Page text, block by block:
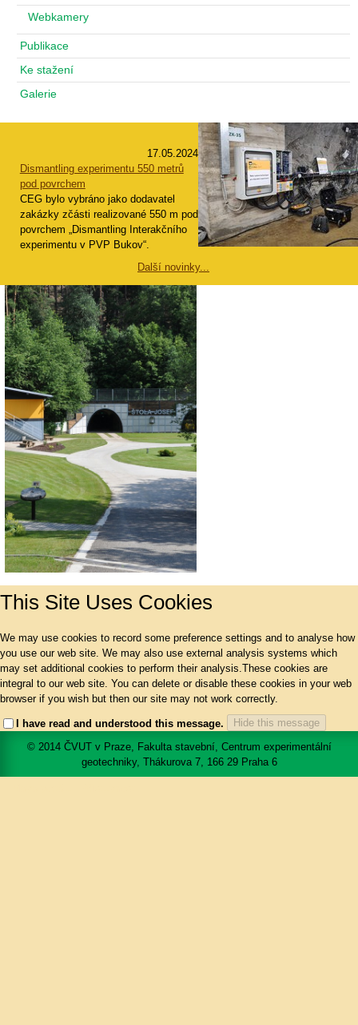
Webkamery
Publikace
Ke stažení
Galerie
17.05.2024
Dismantling experimentu 550 metrů
pod povrchem
CEG bylo vybráno jako dodavatel
zakázky zčásti realizované 550 m pod
povrchem „Dismantling Interakčního
experimentu v PVP Bukov“.
Další novinky...
This Site Uses Cookies
We may use cookies to record some preference settings and to analyse how
you use our web site. We may also use external analysis systems which
may set additional cookies to perform their analysis.These cookies are
integral to our web site. You can delete or disable these cookies in your web
browser if you wish but then our site may not work correctly.
I have read and understood this message.
Hide this message
© 2014 ČVUT v Praze, Fakulta stavební, Centrum experimentální
geotechniky, Thákurova 7, 166 29 Praha 6